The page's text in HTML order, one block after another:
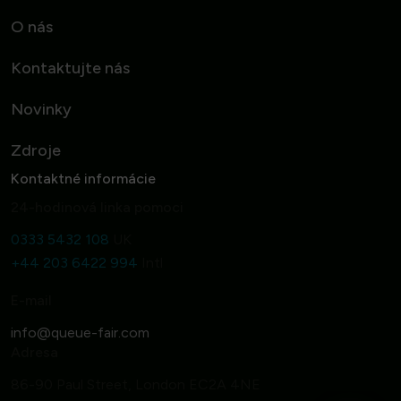
O nás
Kontaktujte nás
Novinky
Zdroje
Kontaktné informácie
0333 5432 108
+44 203 6422 994